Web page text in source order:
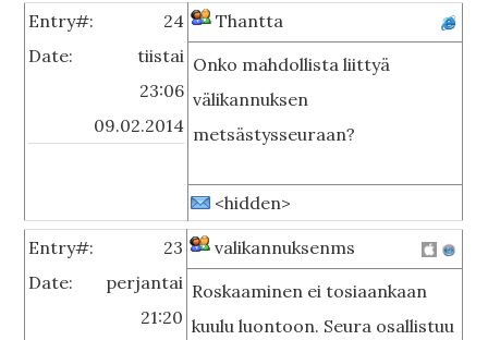
Entry#:
24
Date:
tiistai
23:06
09.02.2014
Thantta
Onko mahdollista liittyä
välikannuksen
metsästysseuraan?
<hidden>
Entry#:
23
Date:
perjantai
21:20
valikannuksenms
Roskaaminen ei tosiaankaan
kuulu luontoon. Seura osallistuu